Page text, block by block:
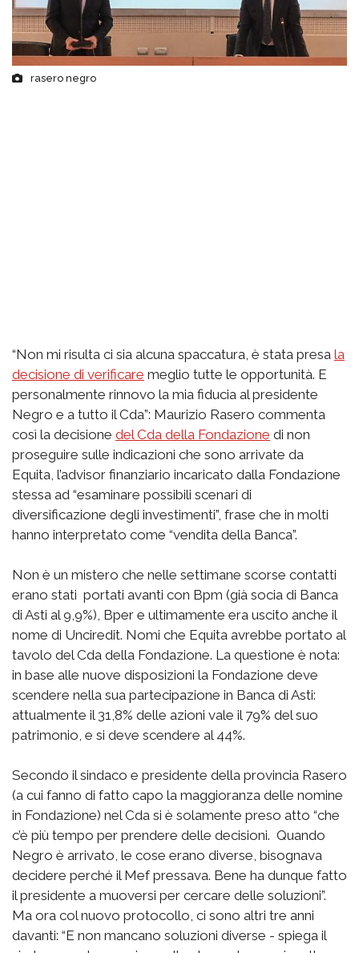
rasero negro
“Non mi risulta ci sia alcuna spaccatura, è stata presa la
decisione di verificare meglio tutte le opportunità. E
personalmente rinnovo la mia fiducia al presidente
Negro e a tutto il Cda”: Maurizio Rasero commenta
così la decisione del Cda della Fondazione di non
proseguire sulle indicazioni che sono arrivate da
Equita, l’advisor finanziario incaricato dalla Fondazione
stessa ad “esaminare possibili scenari di
diversificazione degli investimenti”, frase che in molti
hanno interpretato come “vendita della Banca”.
Non è un mistero che nelle settimane scorse contatti
erano stati portati avanti con Bpm (già socia di Banca
di Asti al 9,9%), Bper e ultimamente era uscito anche il
nome di Unciredit. Nomi che Equita avrebbe portato al
tavolo del Cda della Fondazione. La questione è nota:
in base alle nuove disposizioni la Fondazione deve
scendere nella sua partecipazione in Banca di Asti:
attualmente il 31,8% delle azioni vale il 79% del suo
patrimonio, e si deve scendere al 44%.
Secondo il sindaco e presidente della provincia Rasero
(a cui fanno di fatto capo la maggioranza delle nomine
in Fondazione) nel Cda si è solamente preso atto “che
c’è più tempo per prendere delle decisioni. Quando
Negro è arrivato, le cose erano diverse, bisognava
decidere perché il Mef pressava. Bene ha dunque fatto
il presidente a muoversi per cercare delle soluzioni”.
Ma ora col nuovo protocollo, ci sono altri tre anni
davanti: “E non mancano soluzioni diverse - spiega il